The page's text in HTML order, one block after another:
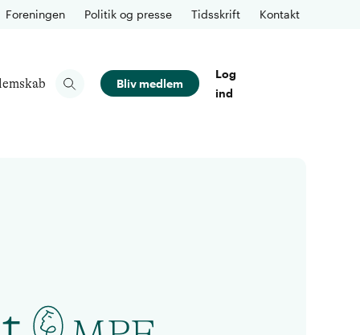
Foreningen Politik og presse Tidsskrift Kontakt
Bliv medlem
Log
ind